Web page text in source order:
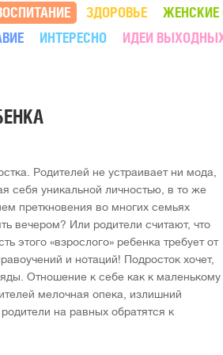
ЗДОРОВЬЕ
ЖЕНСКИЕ
ИНТЕРЕСНО ИДЕИ
Родителей не устраивает ни мода,
себя уникальной личностью, в то же
преткновения во многих семьях
вечером? Или родители считают, что
этого «взрослого» ребенка требует от
и нотаций! Подросток хочет,
Отношение к себе как к маленькому
мелочная опека, излишний
на равных обратятся к